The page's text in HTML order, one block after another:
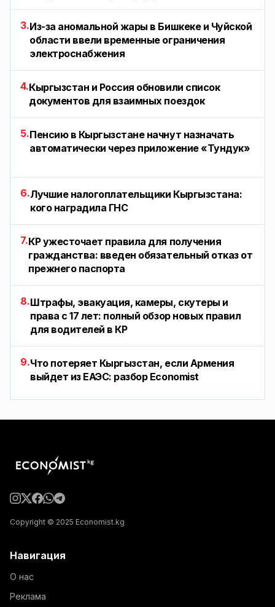
3.Из-за аномальной жары в Бишкеке и Чуйской
области ввели временные ограничения
электроснабжения
4.Кыргызстан и Россия обновили список
документов для взаимных поездок
5.Пенсию в Кыргызстане начнут назначать
автоматически через приложение «Тундук»
6.Лучшие налогоплательщики Кыргызстана:
кого наградила ГНС
7.КР ужесточает правила для получения
гражданства: введен обязательный отказ от
прежнего паспорта
8.Штрафы, эвакуация, камеры, скутеры и
права с 17 лет: полный обзор новых правил
для водителей в КР
9.Что потеряет Кыргызстан, если Армения
выйдет из ЕАЭС: разбор Economist
Copyright © 2025 Economist.kg
Навигация
О нас
Реклама